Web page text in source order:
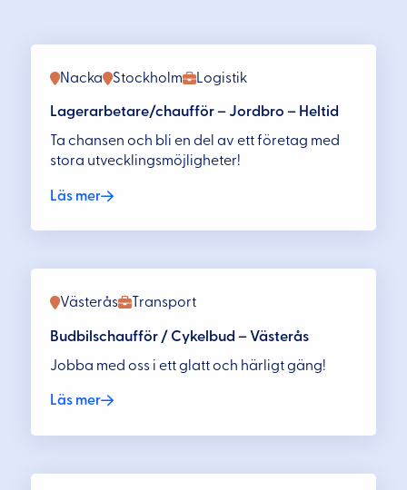
Logistik
Nacka Stockholm
Lagerarbetare/chaufför – Jordbro – Heltid
Ta chansen och bli en del av ett företag med
stora utvecklingsmöjligheter!
Läs mer
Transport
Västerås
Budbilschaufför / Cykelbud – Västerås
Jobba med oss i ett glatt och härligt gäng!
Läs mer